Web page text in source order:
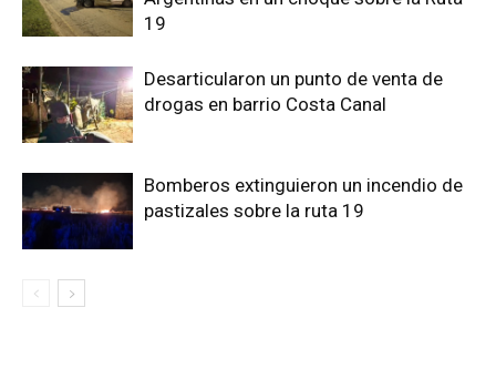
19
Desarticularon un punto de venta de
drogas en barrio Costa Canal
Bomberos extinguieron un incendio de
pastizales sobre la ruta 19